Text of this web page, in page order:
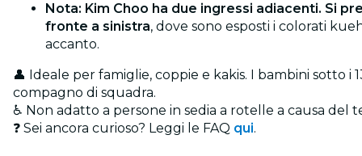
Nota: Kim Choo ha due ingressi adiacenti. Si
fronte a sinistra, dove sono esposti i colorati
accanto.
👤 Ideale per famiglie, coppie e kakis. I bambini sotto
compagno di squadra.
♿ Non adatto a persone in sedia a rotelle a causa del
❓ Sei ancora curioso? Leggi le FAQ qui.